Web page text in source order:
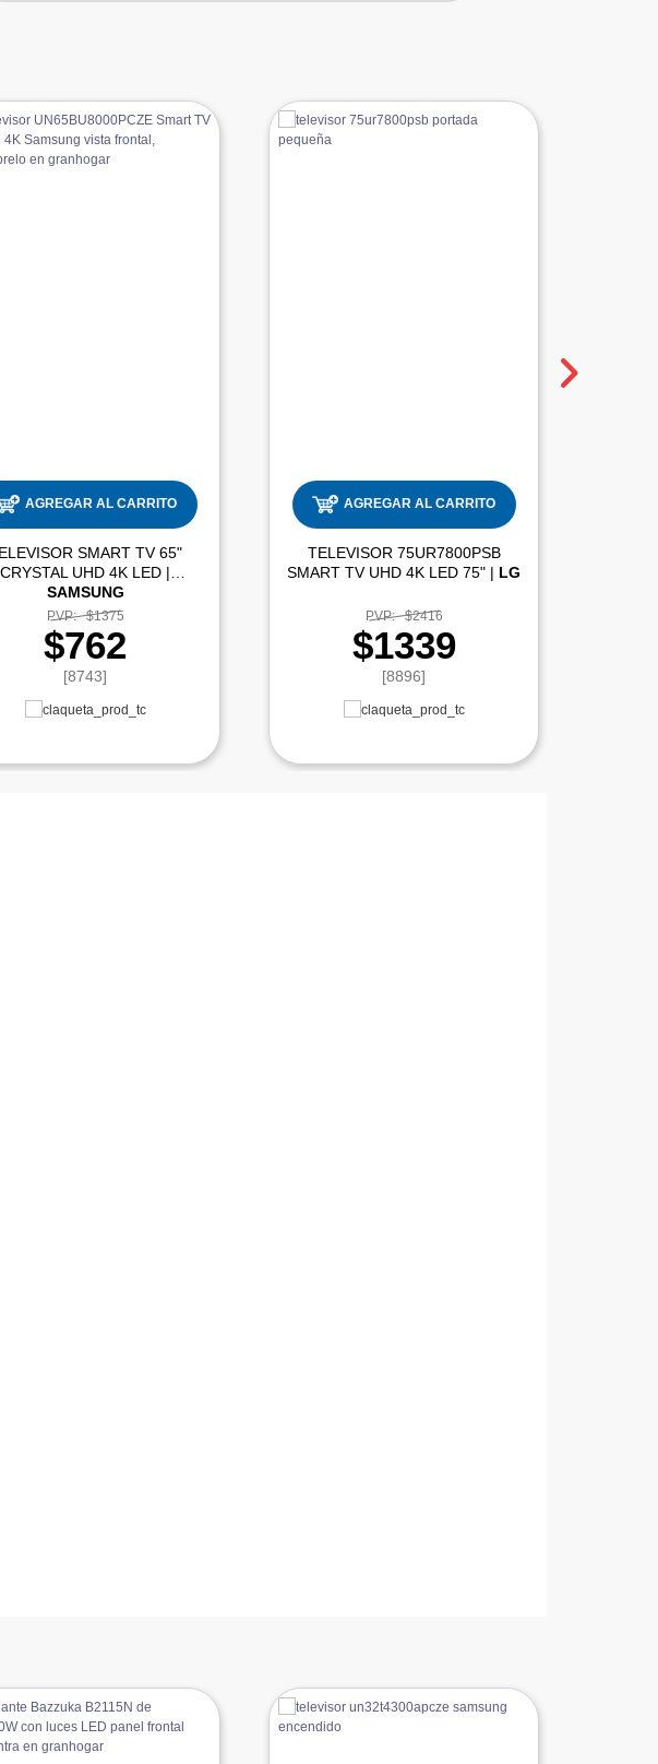
AGREGAR AL CARRITO
SMART TV 65"
CRYSTAL UHD 4K LED |
SAMSUNG
PVP: $1375
$762
[8743]
AGREGAR AL CARRITO
TELEVISOR 75UR7800PSB
SMART TV UHD 4K LED 75" | LG
PVP: $2416
$1339
[8896]